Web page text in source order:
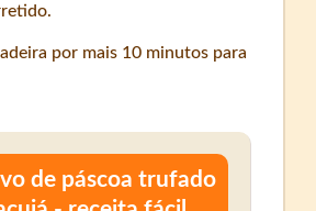
por mais 10 minutos para
de páscoa trufado